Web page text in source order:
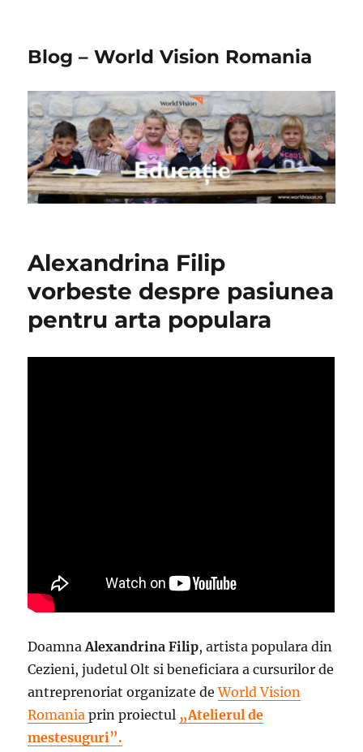
Blog – World Vision Romania
Alexandrina Filip
vorbeste despre pasiunea
pentru arta populara
DoamnaAlexandrina Filip, artista populara din
Cezieni, judetul Olt si beneficiara a cursurilor de
antreprenoriat organizate deWorld Vision
Romaniaprin proiectul „Atelierul de
mestesuguri”.